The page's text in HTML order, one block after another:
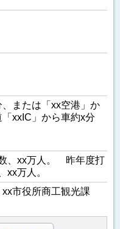
または「xx空港」か
xxIC」から車約x分
、xx万人。 昨年度打
万人。
市役所商工観光課